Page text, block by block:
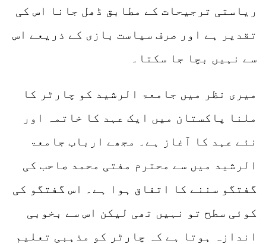
ریاستی ترجیحات کے مطابق ڈھل جانا اس کی
تقدیر ہے اور صرف سیاست بازی کے ذریعے اس
سے نہیں بچا جا سکتا۔
میری نظر میں جامعۃ الرشید کو چارٹر کا
ملنا پاکستان میں ایک عہد کا خاتمہ اور
نئے عہد کا آغاز ہے۔ مجھے ارباب جامعۃ
الرشید میں سے محترم مفتی محمد صاحب کی
گفتگو سننے کا اتفاق ہوا ہے۔ اس گفتگو کی
کوئی سطح تو نہیں تھی لیکن اس سے بخوبی
اندازہ ہوتا ہے کہ چارٹر کو مذہبی تعلیم